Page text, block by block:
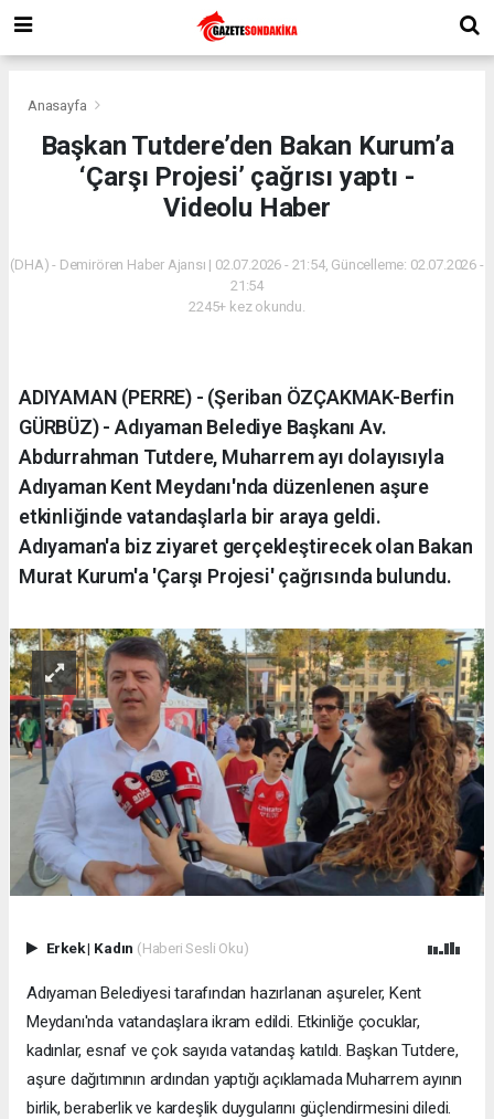
Anasayfa
Başkan Tutdere’den Bakan Kurum’a
‘Çarşı Projesi’ çağrısı yaptı -
Videolu Haber
(DHA) - Demirören Haber Ajansı | 02.07.2026 - 21:54, Güncelleme: 02.07.2026 -
21:54
2245+ kez okundu.
ADIYAMAN (PERRE) - (Şeriban ÖZÇAKMAK-Berfin
GÜRBÜZ) - Adıyaman Belediye Başkanı Av.
Abdurrahman Tutdere, Muharrem ayı dolayısıyla
Adıyaman Kent Meydanı'nda düzenlenen aşure
etkinliğinde vatandaşlarla bir araya geldi.
Adıyaman'a biz ziyaret gerçekleştirecek olan Bakan
Murat Kurum'a 'Çarşı Projesi' çağrısında bulundu.
Erkek| Kadın (Haberi Sesli Oku)
Adıyaman Belediyesi tarafından hazırlanan aşureler, Kent
Meydanı'nda vatandaşlara ikram edildi. Etkinliğe çocuklar,
kadınlar, esnaf ve çok sayıda vatandaş katıldı. Başkan Tutdere,
aşure dağıtımının ardından yaptığı açıklamada Muharrem ayının
birlik, beraberlik ve kardeşlik duygularını güçlendirmesini diledi.